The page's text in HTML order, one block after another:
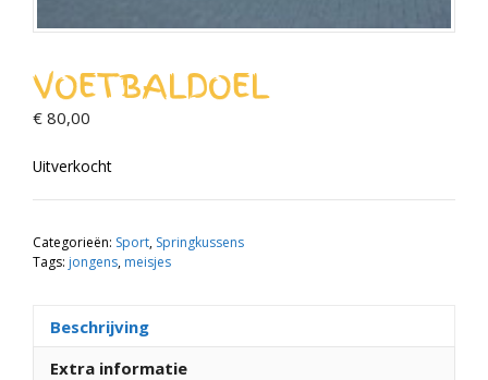
VOETBALDOEL
€ 80,00
Uitverkocht
Categorieën: Sport, Springkussens
Tags: jongens, meisjes
Beschrijving
Extra informatie